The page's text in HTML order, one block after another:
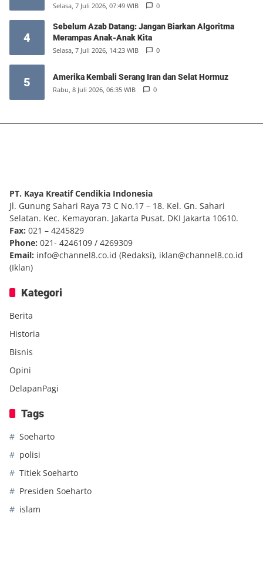
Selasa, 7 Juli 2026, 07:49 WIB 0
4
Sebelum Azab Datang: Jangan Biarkan Algoritma
Merampas Anak-Anak Kita
Selasa, 7 Juli 2026, 14:23 WIB 0
5 Amerika Kembali Serang Iran dan Selat Hormuz
Rabu, 8 Juli 2026, 06:35 WIB 0
PT. Kaya Kreatif Cendikia Indonesia
Jl. Gunung Sahari Raya 73 C No.17 – 18. Kel. Gn. Sahari
Selatan. Kec. Kemayoran. Jakarta Pusat. DKI Jakarta 10610.
Fax: 021 – 4245829
Phone: 021- 4246109 / 4269309
Email: info@channel8.co.id (Redaksi), iklan@channel8.co.id
(Iklan)
Kategori
Berita
Historia
Bisnis
Opini
DelapanPagi
Tags
Soeharto
polisi
Titiek Soeharto
Presiden Soeharto
islam